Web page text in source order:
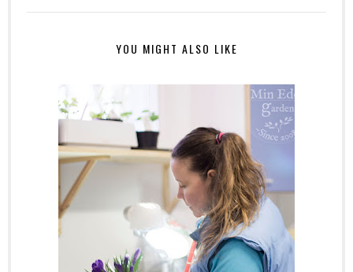
YOU MIGHT ALSO LIKE